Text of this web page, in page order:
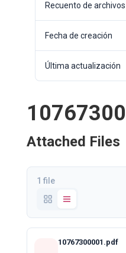
Recuento de archivos
Fecha de creación
Última actualización
Attached Files
1 file
10767300001.pdf